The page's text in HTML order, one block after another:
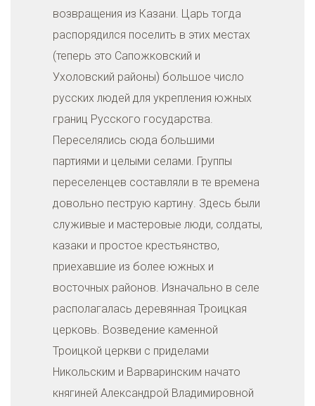
возвращения из Казани. Царь тогда
распорядился поселить в этих местах
(теперь это Сапожковский и
Ухоловский районы) большое число
русских людей для укрепления южных
границ Русского государства.
Переселялись сюда большими
партиями и целыми селами. Группы
переселенцев составляли в те времена
довольно пеструю картину. Здесь были
служивые и мастеровые люди, солдаты,
казаки и простое крестьянство,
приехавшие из более южных и
восточных районов. Изначально в селе
располагалась деревянная Троицкая
церковь. Возведение каменной
Троицкой церкви с приделами
Никольским и Варваринским начато
княгиней Александрой Владимировной